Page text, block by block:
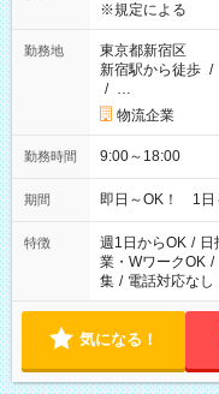
※規定による
勤務地
東京都新宿区
新宿駅から徒歩 /
/ …
物流企業
勤務時間 9:00～18:00
期間 即日～OK！ 1日
特徴 週1日からOK / 日
業・WワークOK /
集 / 電話対応なし
気になる！